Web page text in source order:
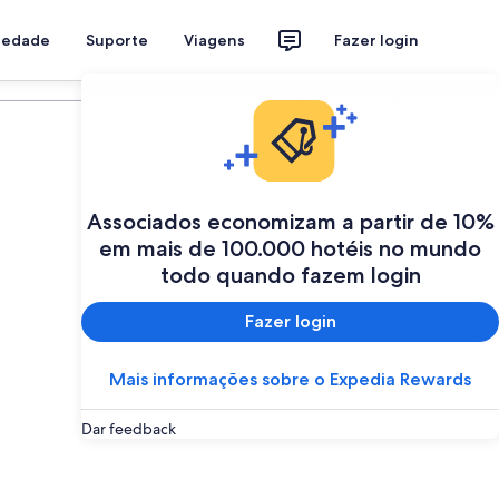
Suporte Viagens Fazer login
Associados economizam a partir de 10%
em mais de 100.000 hotéis no mundo
todo quando fazem login
Fazer login
Mais informações sobre o Expedia Rewards
Dar feedback